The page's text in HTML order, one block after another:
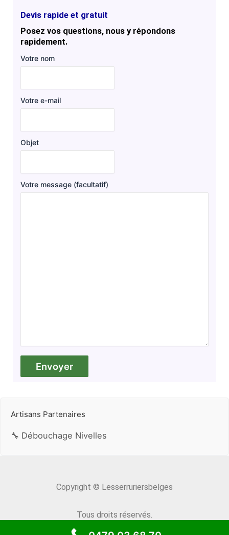
Devis rapide et gratuit
Posez vos questions, nous y répondons
rapidement.
Votre nom
Votre e-mail
Objet
Votre message (facultatif)
Artisans Partenaires
🔧 Débouchage Nivelles
Copyright © Lesserruriersbelges
Tous droits réservés.